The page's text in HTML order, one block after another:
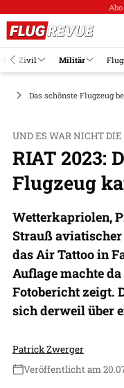
Abo
Zivil Militär
Das schönste Flugzeug
UND ES WAR NICHT
RIAT 2023:
Flugzeug
Wetterkapriolen,
Strauß
das Air Tattoo in
Auflage machte
Fotobericht zeigt.
sich derweil über
Patrick Zwerger
Veröffentlicht am